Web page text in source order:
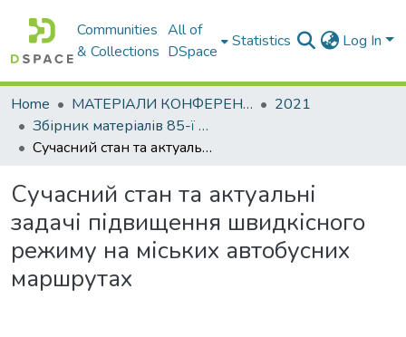
Communities
& Collections
All of
DSpace
Statistics Log In
Home МАТЕРІАЛИ КОНФЕРЕНЦІЙ
2021
Збірник матеріалів 85-ї науково-технічної та науково-методичної конференції Харківського національного автомобільно-дорожнього університету. Секція транспортних технологій
Сучасний стан та актуальні задачі підвищення швидкісного режиму на міських автобусних маршрутах
Сучасний стан та актуальні
задачі підвищення швидкісного
режиму на міських автобусних
маршрутах